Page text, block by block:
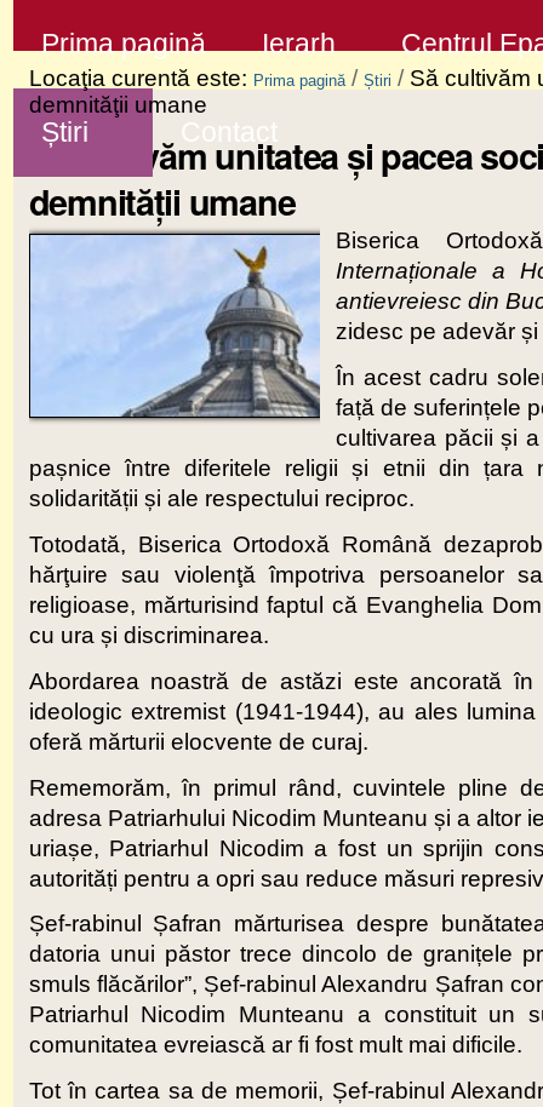
la
conţinut
Sari
la
Prima pagină Ierarh Centrul
Știri Contact
Locaţia curentă este: Prima pagină / Știri / Să cultivăm
demnităţii umane
Să cultivăm unitatea şi pacea
demnităţii umane
Biserica
Internaționale a
antievreiesc din
zidesc pe adevăr
În acest cadru
față de suferințele
cultivarea păcii și
pașnice între diferitele religii și etnii din țara
solidarității și ale respectului reciproc.
Totodată, Biserica Ortodoxă Română
hărţuire sau violenţă împotriva persoanelor
religioase, mărturisind faptul că Evanghelia
cu ura și discriminarea.
Abordarea noastră de astăzi este ancorată
ideologic extremist (1941-1944), au ales
oferă mărturii elocvente de curaj.
Rememorăm, în primul rând, cuvintele pline
adresa Patriarhului Nicodim Munteanu și a altor
uriașe, Patriarhul Nicodim a fost un sprijin
autorități pentru a opri sau reduce măsuri
Șef-rabinul Șafran mărturisea despre
datoria unui păstor trece dincolo de granițele
smuls flăcărilor”, Șef-rabinul Alexandru Șafran
Patriarhul Nicodim Munteanu a constituit un
comunitatea evreiască ar fi fost mult mai dificile.
Tot în cartea sa de memorii, Șef-rabinul